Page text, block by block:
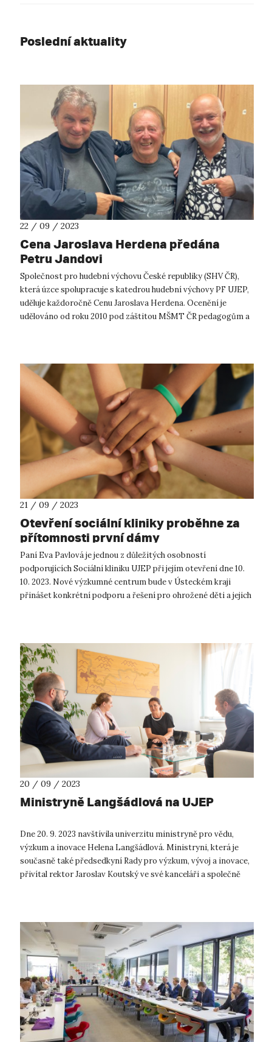
Poslední aktuality
22 / 09 / 2023
Cena Jaroslava Herdena předána
Petru Jandovi
Společnost pro hudební výchovu České republiky (SHV ČR),
která úzce spolupracuje s katedrou hudební výchovy PF UJEP,
uděluje každoročně Cenu Jaroslava Herdena. Ocenění je
udělováno od roku 2010 pod záštitou MŠMT ČR pedagogům a
21 / 09 / 2023
Otevření sociální kliniky proběhne za
přítomnosti první dámy
Paní Eva Pavlová je jednou z důležitých osobností
podporujících Sociální kliniku UJEP při jejím otevření dne 10.
10. 2023. Nové výzkumné centrum bude v Ústeckém kraji
přinášet konkrétní podporu a řešení pro ohrožené děti a jejich
20 / 09 / 2023
Ministryně Langšádlová na UJEP
Dne 20. 9. 2023 navštívila univerzitu ministryně pro vědu,
výzkum a inovace Helena Langšádlová. Ministryni, která je
současně také předsedkyní Rady pro výzkum, vývoj a inovace,
přivítal rektor Jaroslav Koutský ve své kanceláři a společně